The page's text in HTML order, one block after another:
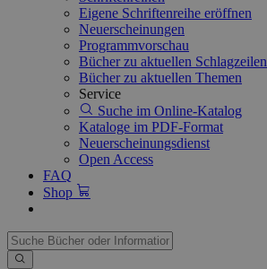
Eigene Schriftenreihe eröffnen
Neuerscheinungen
Programmvorschau
Bücher zu aktuellen Schlagzeilen
Bücher zu aktuellen Themen
Service
Suche im Online-Katalog
Kataloge im PDF-Format
Neuerscheinungsdienst
Open Access
FAQ
Shop